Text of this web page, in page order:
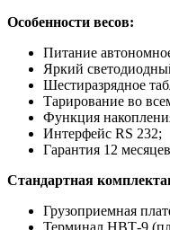
Особенности весов:
Питание
Яркий
Шестиразрядное
Тарирование во
Функция
Интерфейс RS 232;
Гарантия 12
Стандартная
Грузоприемная
Терминал НВТ-9